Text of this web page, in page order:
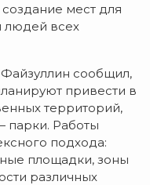
мест для
людей всех
сообщил,
привести в
территорий,
парки. Работы
подхода:
площадки, зоны
различных